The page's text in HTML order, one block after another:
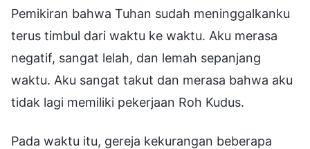
Pemikiran bahwa Tuhan sudah meninggalkanku
terus timbul dari waktu ke waktu. Aku merasa
negatif, sangat lelah, dan lemah sepanjang
waktu. Aku sangat takut dan merasa bahwa aku
tidak lagi memiliki pekerjaan Roh Kudus.
Pada waktu itu, gereja kekurangan beberapa